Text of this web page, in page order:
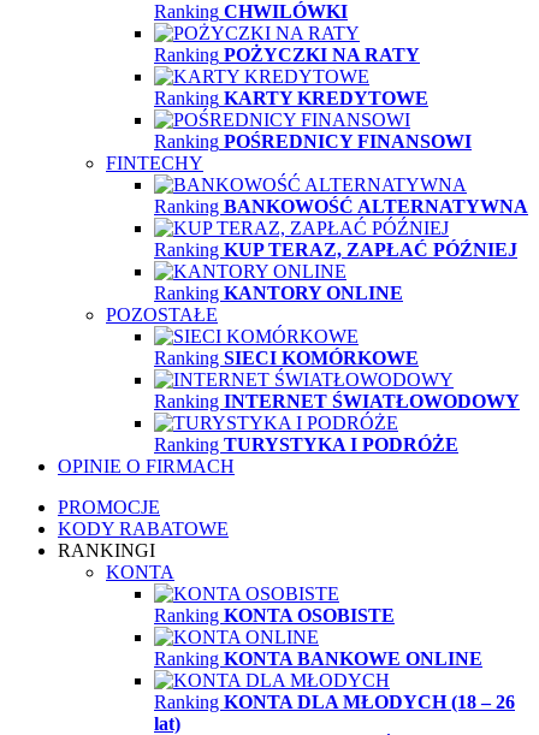
Ranking CHWILÓWKI
Ranking POŻYCZKI NA RATY
Ranking KARTY KREDYTOWE
Ranking POŚREDNICY FINANSOWI
FINTECHY
Ranking BANKOWOŚĆ ALTERNATYWNA
Ranking KUP TERAZ, ZAPŁAĆ PÓŹNIEJ
Ranking KANTORY ONLINE
POZOSTAŁE
Ranking SIECI KOMÓRKOWE
Ranking INTERNET ŚWIATŁOWODOWY
Ranking TURYSTYKA I PODRÓŻE
OPINIE O FIRMACH
PROMOCJE
KODY RABATOWE
RANKINGI
KONTA
Ranking KONTA OSOBISTE
Ranking KONTA BANKOWE ONLINE
Ranking KONTA DLA MŁODYCH (18 – 26
lat)